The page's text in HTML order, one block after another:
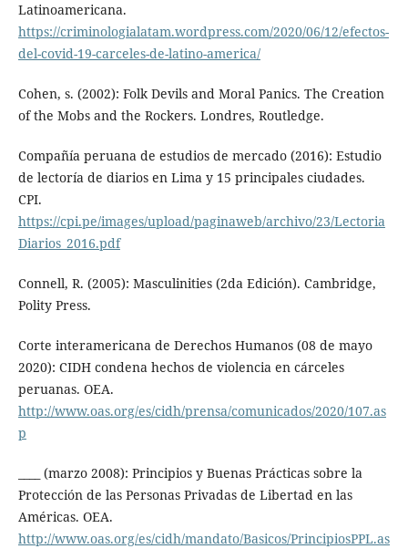
Latinoamericana.
https://criminologialatam.wordpress.com/2020/06/12/efectos-
del-covid-19-carceles-de-latino-america/
Cohen, s. (2002): Folk Devils and Moral Panics. The Creation
of the Mobs and the Rockers. Londres, Routledge.
Compañía peruana de estudios de mercado (2016): Estudio
de lectoría de diarios en Lima y 15 principales ciudades.
CPI.
https://cpi.pe/images/upload/paginaweb/archivo/23/Lectoria
Diarios_2016.pdf
Connell, R. (2005): Masculinities (2da Edición). Cambridge,
Polity Press.
Corte interamericana de Derechos Humanos (08 de mayo
2020): CIDH condena hechos de violencia en cárceles
peruanas. OEA.
http://www.oas.org/es/cidh/prensa/comunicados/2020/107.as
p
____ (marzo 2008): Principios y Buenas Prácticas sobre la
Protección de las Personas Privadas de Libertad en las
Américas. OEA.
http://www.oas.org/es/cidh/mandato/Basicos/PrincipiosPPL.as